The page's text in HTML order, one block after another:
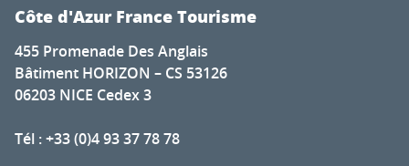
Côte d'Azur France Tourisme
455 Promenade Des Anglais
Bâtiment HORIZON – CS 53126
06203 NICE Cedex 3
Tél : +33 (0)4 93 37 78 78